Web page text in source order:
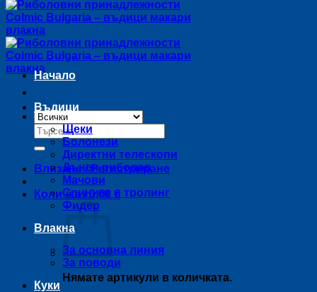
Търсене
за:
Влизане / Регистриране
Количка /0,00 €
Нямате артикули в количката.
Начало
Въдици
Щеки
Болонези
Директни телескопи
Дънен риболов
Мачови
Спининг и тролинг
Фидер
Влакна
За основна линия
За поводи
Куки